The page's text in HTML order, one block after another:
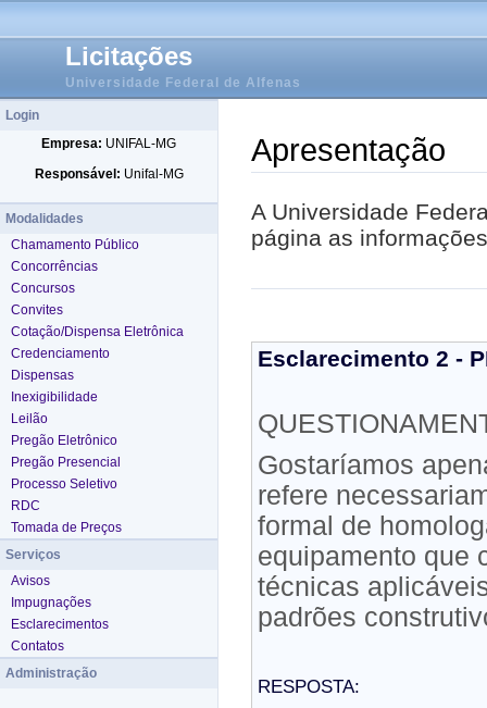
Licitações
Universidade Federal de Alfenas
Login
Empresa: UNIFAL-MG
Responsável: Unifal-MG
Modalidades
Chamamento Público
Concorrências
Concursos
Convites
Cotação/Dispensa Eletrônica
Credenciamento
Dispensas
Inexigibilidade
Leilão
Pregão Eletrônico
Pregão Presencial
Processo Seletivo
RDC
Tomada de Preços
Serviços
Avisos
Impugnações
Esclarecimentos
Contatos
Administração
Apresentação
A Universidade
página as
Esclarecimento 2 -
Gostaríamos
refere
formal de
equipamento que
técnicas
padrões
RESPOSTA: